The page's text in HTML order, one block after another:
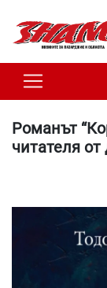
Романът
читателя